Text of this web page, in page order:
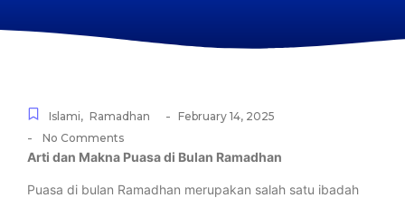
Islami, Ramadhan - February 14, 2025
- No Comments
Arti dan Makna Puasa di Bulan Ramadhan
Puasa di bulan Ramadhan merupakan salah satu ibadah